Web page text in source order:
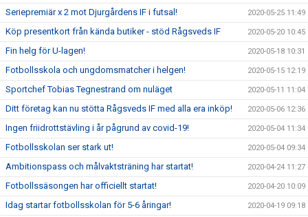
Seriepremiär x 2 mot Djurgårdens IF i futsal! 2020-05-25 11:49
Köp presentkort från kända butiker - stöd Rågsveds IF 2020-05-20 10:45
Fin helg för U-lagen! 2020-05-18 10:31
Fotbollsskola och ungdomsmatcher i helgen! 2020-05-15 12:19
Sportchef Tobias Tegnestrand om nuläget 2020-05-11 11:04
Ditt företag kan nu stötta Rågsveds IF med alla era inköp! 2020-05-06 12:36
Ingen friidrottstävling i år pågrund av covid-19! 2020-05-04 11:34
Fotbollsskolan ser stark ut! 2020-05-04 09:34
Ambitionspass och målvaktsträning har startat! 2020-04-24 11:27
Fotbollssäsongen har officiellt startat! 2020-04-20 10:09
Idag startar fotbollsskolan för 5-6 åringar! 2020-04-19 09:18